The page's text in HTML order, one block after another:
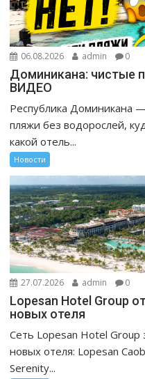
06.08.2026 admin 0
Доминикана: чистые
ВИДЕО
Республика Доминикана
пляжи без водорослей,
какой отель...
Новости
27.07.2026 admin 0
Lopesan Hotel Group
новых отеля
Сеть Lopesan Hotel Group
новых отеля: Lopesan
Serenity...